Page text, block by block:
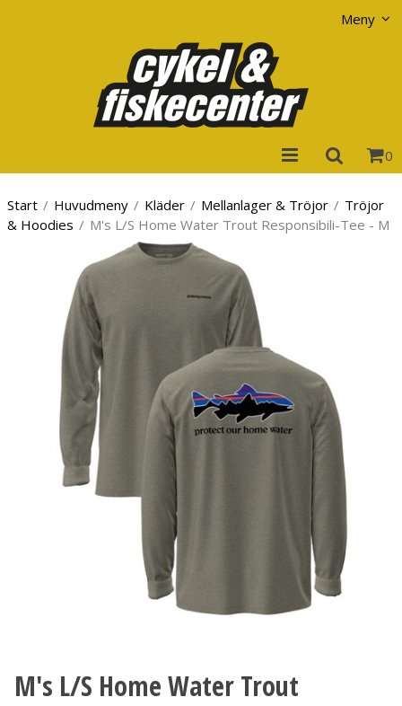
Meny
0
Start / Huvudmeny / Kläder / Mellanlager & Tröjor / Tröjor
& Hoodies / M's L/S Home Water Trout Responsibili-Tee - M
M's L/S Home Water Trout